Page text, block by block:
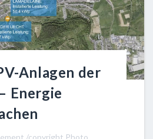
Anlagen der
Energie
/copyright Photo